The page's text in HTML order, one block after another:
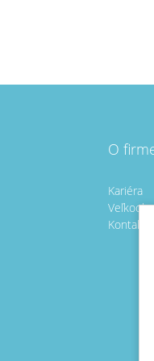
O
Kariéra
Kontakt